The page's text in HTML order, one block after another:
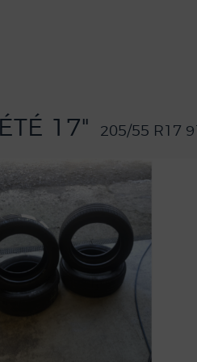
17" 205/55 R17